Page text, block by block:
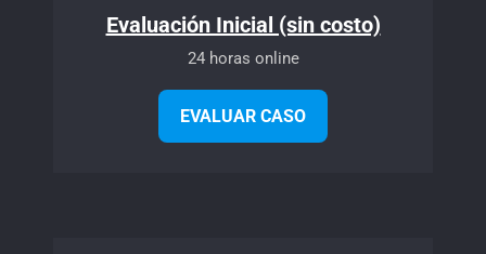
Evaluación Inicial (sin costo)
24 horas online
EVALUAR CASO